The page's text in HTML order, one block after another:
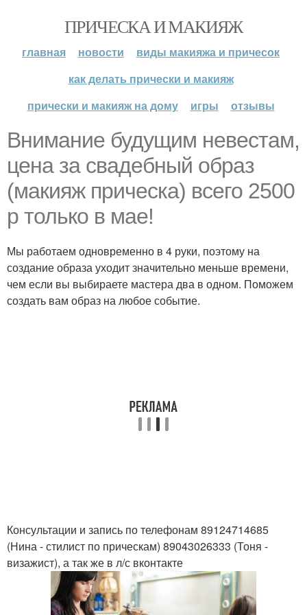
ПРИЧЕСКА И МАКИЯЖ
главная новости
виды макияжа и причесок
как делать прически и макияж
прически и макияж на дому
игры отзывы
Внимание будущим невестам,
цена за свадебный образ
(макияж прическа) всего 2500
р только в мае!
Мы работаем одновременно в 4 руки, поэтому на
создание образа уходит значительно меньше времени,
чем если вы выбираете мастера два в одном. Поможем
создать вам образ на любое событие.
Консультации и запись по телефонам 89124714685
(Нина - стилист по прическам) 89043026333 (Тоня -
визажист), а так же в л/с вконтакте